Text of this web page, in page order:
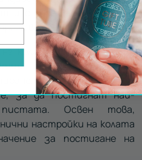
и с хората, с които си
кола изискваточност,
. Пилотите трябва да
ускорение, влизане в
за да постигнат най-
Освен това,
настройки на колата
за постигане на